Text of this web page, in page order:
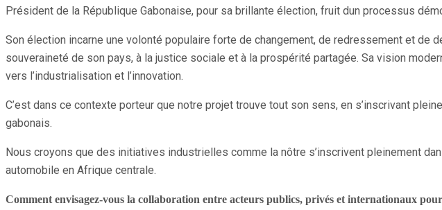
Président de la République Gabonaise, pour sa brillante élection, fruit dun processus
Son élection incarne une volonté populaire forte de changement, de redressement et de
souveraineté de son pays, à la justice sociale et à la prospérité partagée. Sa vision
vers l’industrialisation et l’innovation.
C’est dans ce contexte porteur que notre projet trouve tout son sens, en s’inscrivant
gabonais.
Nous croyons que des initiatives industrielles comme la nôtre s’inscrivent pleinement
automobile en Afrique centrale.
Comment envisagez-vous la collaboration entre acteurs publics, privés et internationaux